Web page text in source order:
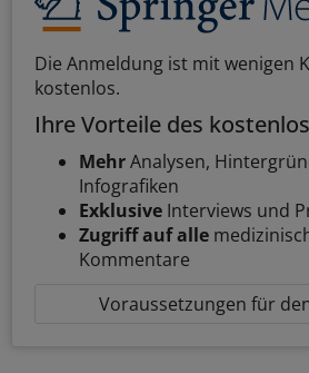
Die Anmeldung ist mit wenigen
kostenlos.
Ihre Vorteile des
MehrAnalysen,
Infografiken
Exklusive Interviews und
Zugriff auf alle
Kommentare
Voraussetzungen für